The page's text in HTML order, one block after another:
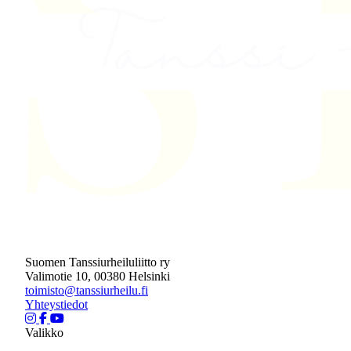
Suomen Tanssiurheiluliitto ry
Valimotie 10, 00380 Helsinki
toimisto@tanssiurheilu.fi
Yhteystiedot
Valikko